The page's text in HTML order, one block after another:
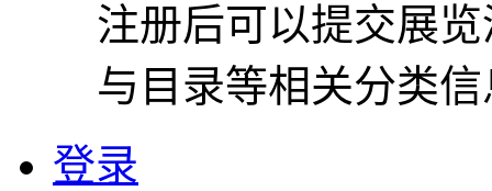
注册后可以提交展
与目录等相关分类
登录